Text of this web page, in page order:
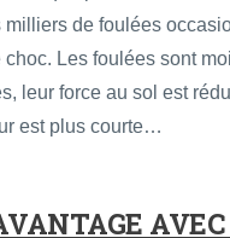
milliers de foulées
choc. Les foulées sont
leur force au sol est
est plus courte…
AVEC